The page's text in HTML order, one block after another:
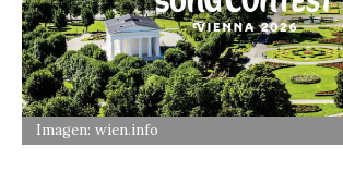
Imagen: wien.info